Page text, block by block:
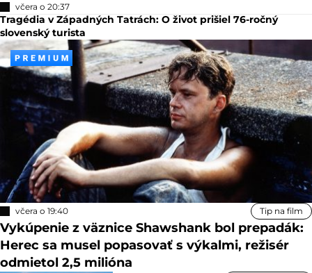
včera o 20:37
Tragédia v Západných Tatrách: O život prišiel 76-ročný
slovenský turista
včera o 19:40 Tip na film
Vykúpenie z väznice Shawshank bol prepadák:
Herec sa musel popasovať s výkalmi, režisér
odmietol 2,5 milióna